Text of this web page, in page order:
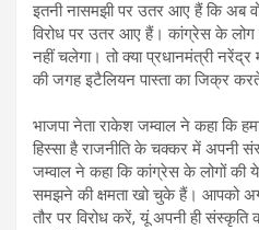
इतनी नासमझी पर उतर आए हैं कि अब
विरोध पर उतर आए हैं। कांग्रेस के लोग
नहीं चलेगा। तो क्या प्रधानमंत्री
की जगह इटैलियन पास्ता का जिक्र
भाजपा नेता राकेश जम्वाल ने कहा कि
हिस्सा है राजनीति के चक्कर में अपनी
जम्वाल ने कहा कि कांग्रेस के लोगों की ये
समझने की क्षमता खो चुके हैं। आपको
तौर पर विरोध करें, यूं अपनी ही संस्कृति